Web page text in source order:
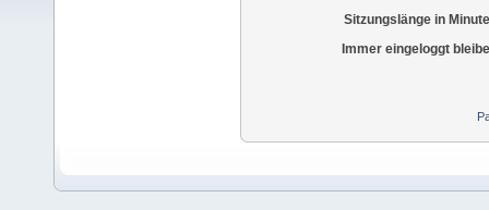
Sitzungslänge in
Immer eingeloggt